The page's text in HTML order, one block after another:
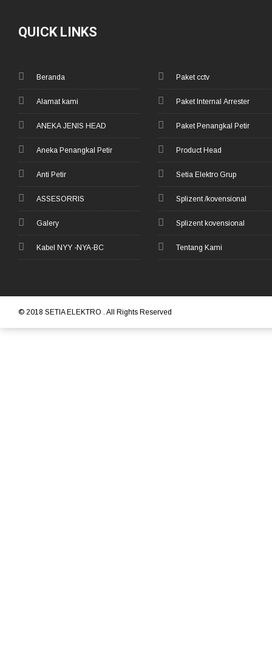
QUICK LINKS
Beranda
Alamat kami
ANEKA JENIS HEAD
Aneka Penangkal Petir
Anti Petir
ASSESORRIS
Galery
Kabel NYY -NYA-BC
Paket cctv
Paket Internal Arrester
Paket Penangkal Petir
Product Head
Setia Elektro Grup
Splizent /kovensional
Splizent kovensional
Tentang Kami
© 2018 SETIA ELEKTRO . All Rights Reserved